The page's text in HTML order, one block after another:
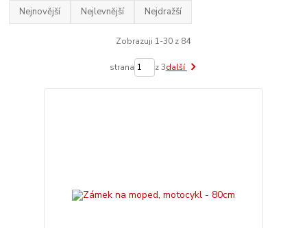
Nejnovější Nejlevnější Nejdražší
Zobrazuji 1-30 z 84
strana z 3další